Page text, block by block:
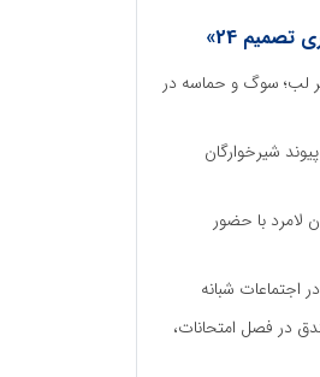
تصمیم 24»
لب؛ سوگ و حماسه در
شیرخوارگان
با حضور
اجتماعات شبانه
در فصل امتحانات،